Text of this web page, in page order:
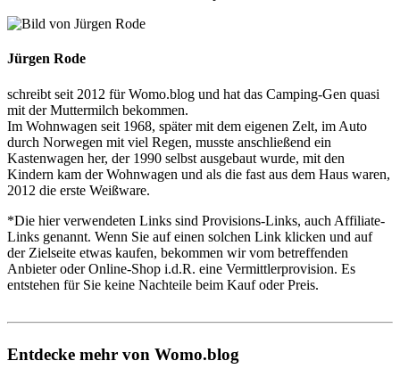
Jürgen Rode
schreibt seit 2012 für Womo.blog und hat das Camping-Gen quasi
mit der Muttermilch bekommen.
Im Wohnwagen seit 1968, später mit dem eigenen Zelt, im Auto
durch Norwegen mit viel Regen, musste anschließend ein
Kastenwagen her, der 1990 selbst ausgebaut wurde, mit den
Kindern kam der Wohnwagen und als die fast aus dem Haus waren,
2012 die erste Weißware.
*Die hier verwendeten Links sind Provisions-Links, auch Affiliate-
Links genannt. Wenn Sie auf einen solchen Link klicken und auf
der Zielseite etwas kaufen, bekommen wir vom betreffenden
Anbieter oder Online-Shop i.d.R. eine Vermittlerprovision. Es
entstehen für Sie keine Nachteile beim Kauf oder Preis.
Entdecke mehr von Womo.blog